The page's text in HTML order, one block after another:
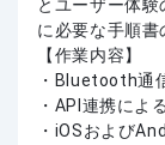
とユーザー体
に必要な手順書
【作業内容】
・Bluetooth通
・API連携によ
・iOSおよび